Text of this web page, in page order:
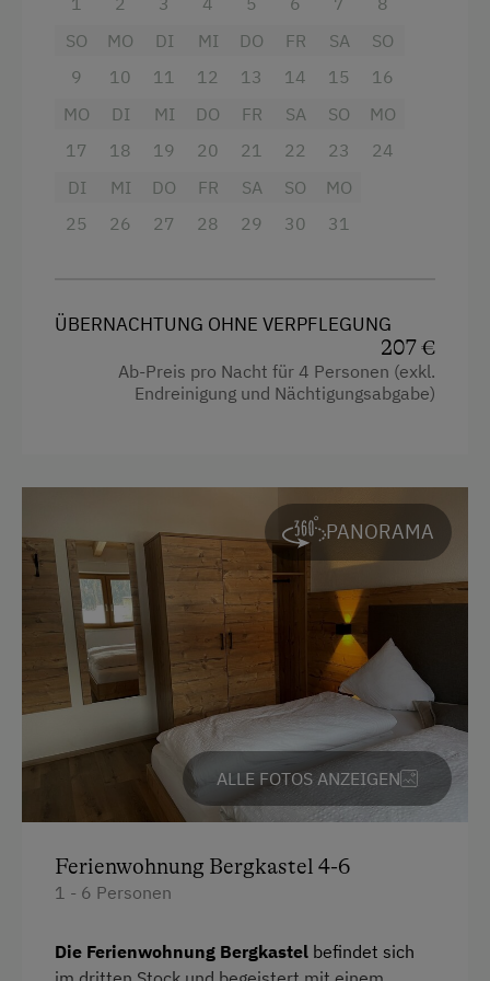
Verweilen und Genießen ein.
Ausblick in die herrliche Bergwelt des Engadin.
Auf dem Balkon können Sie den Tag entspannt
Alpenluft in vollen Zügen genießen.
Ausstattung
Balkon/Terrasse
Fernseher
Reinigungsausstattung in der Wohnung
Safe
Toaster
Toilette
Wasserkocher
Familienzimmer
Kochnische
Kühlschrank
Haupthaus
SO
9
MO
10
DI
11
MI
12
DO
13
FR
14
SA
15
SO
16
MO
17
DI
18
MI
19
DO
20
FR
21
SA
22
SO
23
MO
24
DI
25
MI
26
DO
27
FR
28
SA
29
SO
30
MO
31
ÜBERNACHTUNG OHNE VERPFLEGUNG
207 €
Ab-Preis pro Nacht für 4 Personen (exkl.
Endreinigung und Nächtigungsabgabe)
ALLE FOTOS ANZEIGEN
PANORAMA
Ferienwohnung Bergkastel 4-6
1 - 6 Personen
Die Ferienwohnung Bergkastel befindet sich